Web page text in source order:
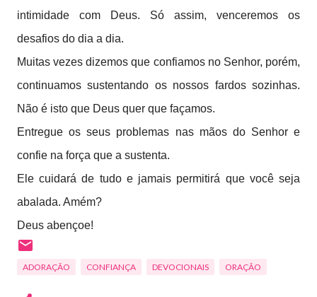
intimidade com Deus. Só assim, venceremos os
desafios do dia a dia.
Muitas vezes dizemos que confiamos no Senhor, porém,
continuamos sustentando os nossos fardos sozinhas.
Não é isto que Deus quer que façamos.
Entregue os seus problemas nas mãos do Senhor e
confie na força que a sustenta.
Ele cuidará de tudo e jamais permitirá que você seja
abalada. Amém?
Deus abençoe!
ADORAÇÃO CONFIANÇA DEVOCIONAIS ORAÇÃO